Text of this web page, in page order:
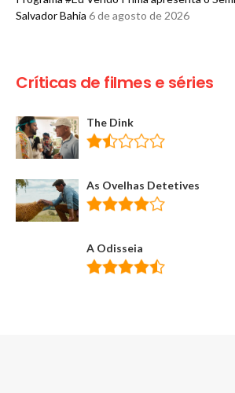
Salvador Bahia 6 de agosto de 2026
Críticas de filmes e séries
The Dink
As Ovelhas Detetives
A Odisseia